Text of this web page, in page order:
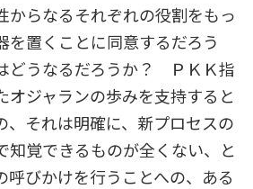
からなるそれぞれの役割をもっ
を置くことに同意するだろう
どうなるだろうか？ ＰＫＫ指
オジャランの歩みを支持すると
、それは明確に、新プロセスの
知覚できるものが全くない、と
呼びかけを行うことへの、ある